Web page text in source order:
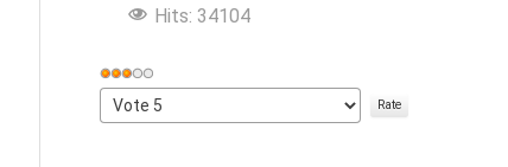
Hits: 34104
User
Rating:
Please
Rate